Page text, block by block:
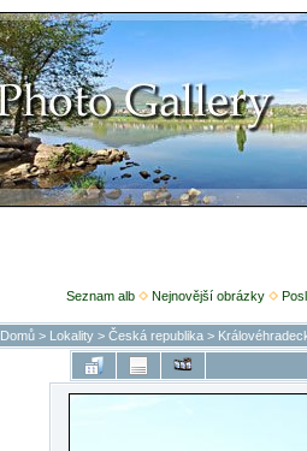
Seznam alb
Nejnovější obrázky
Domů> Lokality> Česká republika>